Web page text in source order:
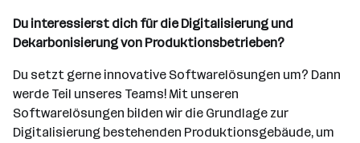
Du interessierst dich für die Digitalisierung und
Dekarbonisierung von Produktionsbetrieben?
Du setzt gerne innovative Softwarelösungen um? Dann
werde Teil unseres Teams! Mit unseren
Softwarelösungen bilden wir die Grundlage zur
Digitalisierung bestehenden Produktionsgebäude, um